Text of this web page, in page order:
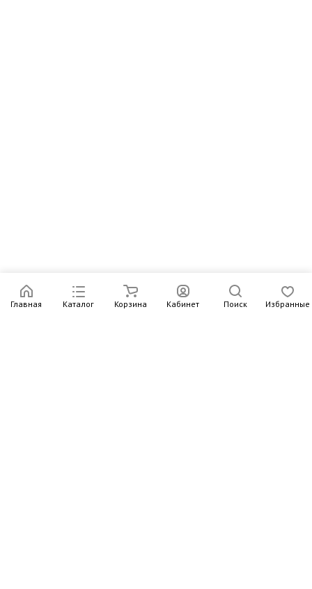
Главная Каталог Корзина Кабинет Поиск Избранные